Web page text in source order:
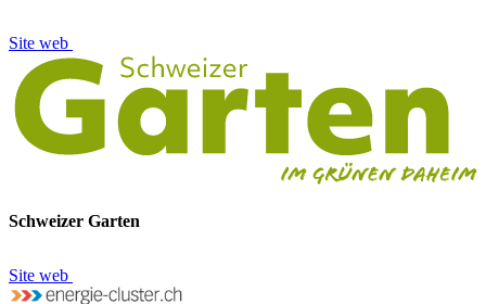
Site web
Schweizer Garten
Site web